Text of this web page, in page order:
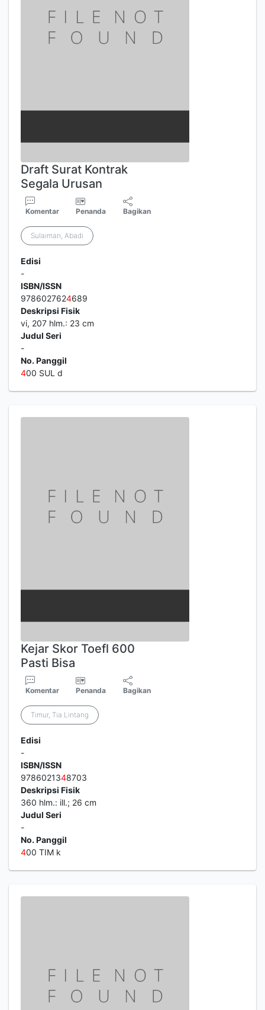
Draft Surat Kontrak
Segala Urusan
Komentar Penanda Bagikan
Sulaiman, Abadi
Edisi
-
ISBN/ISSN
9786027624689
Deskripsi Fisik
vi, 207 hlm.: 23 cm
Judul Seri
-
No. Panggil
400 SUL d
Kejar Skor Toefl 600
Pasti Bisa
Komentar Penanda Bagikan
Timur, Tia Lintang
Edisi
-
ISBN/ISSN
9786021348703
Deskripsi Fisik
360 hlm.: ill.; 26 cm
Judul Seri
-
No. Panggil
400 TIM k